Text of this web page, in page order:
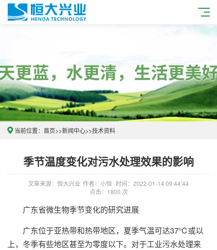
当前位置： 首页>>新闻中心>>技术资料
季节温度变化对污水处理效果的影响
文章来源：恒大兴业 作者：小恒 时间：2022-01-14 09:44:44
点击：1800 次
广东省微生物季节变化的研究进展
广东位于亚热带和热带地区，夏季气温可达37℃或以
上，冬季有些地区甚至为零度以下。对于工业污水处理来